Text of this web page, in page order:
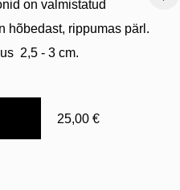
on valmistatud
hõbedast, rippumas pärl.
2,5 - 3 cm.
25,00 €